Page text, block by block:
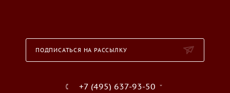
ПОДПИСАТЬСЯ НА РАССЫЛКУ
+7 (495) 637-93-50